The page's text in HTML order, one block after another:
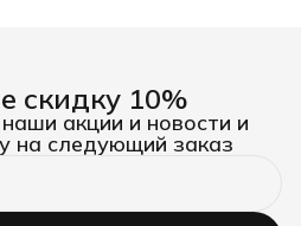
скидку 10%
акции и новости и
на следующий заказ